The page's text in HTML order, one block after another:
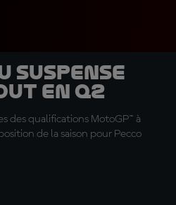
suspense
en Q2
des qualifications MotoGP™ à
de la saison pour Pecco